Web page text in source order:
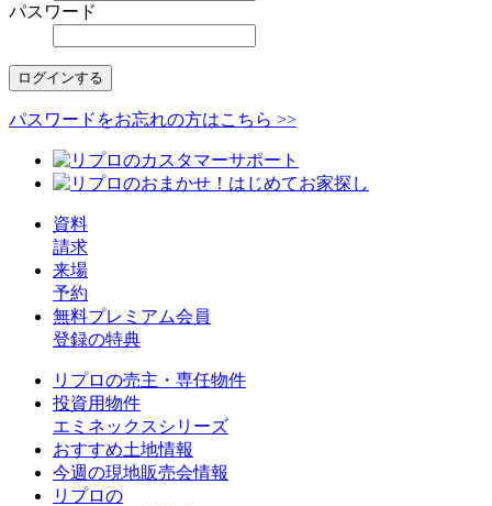
パスワード
ログインする
パスワードをお忘れの方はこちら >>
資料
請求
来場
予約
無料プレミアム会員
登録の特典
リプロの売主・専任物件
投資用物件
エミネックスシリーズ
おすすめ土地情報
今週の現地販売会情報
リプロの